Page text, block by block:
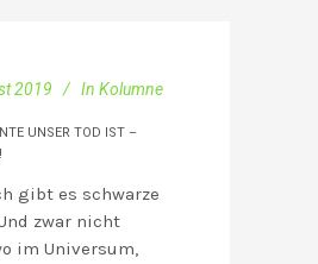
2019 In Kolumne
UNSER TOD IST –
gibt es schwarze
zwar nicht
im Universum,